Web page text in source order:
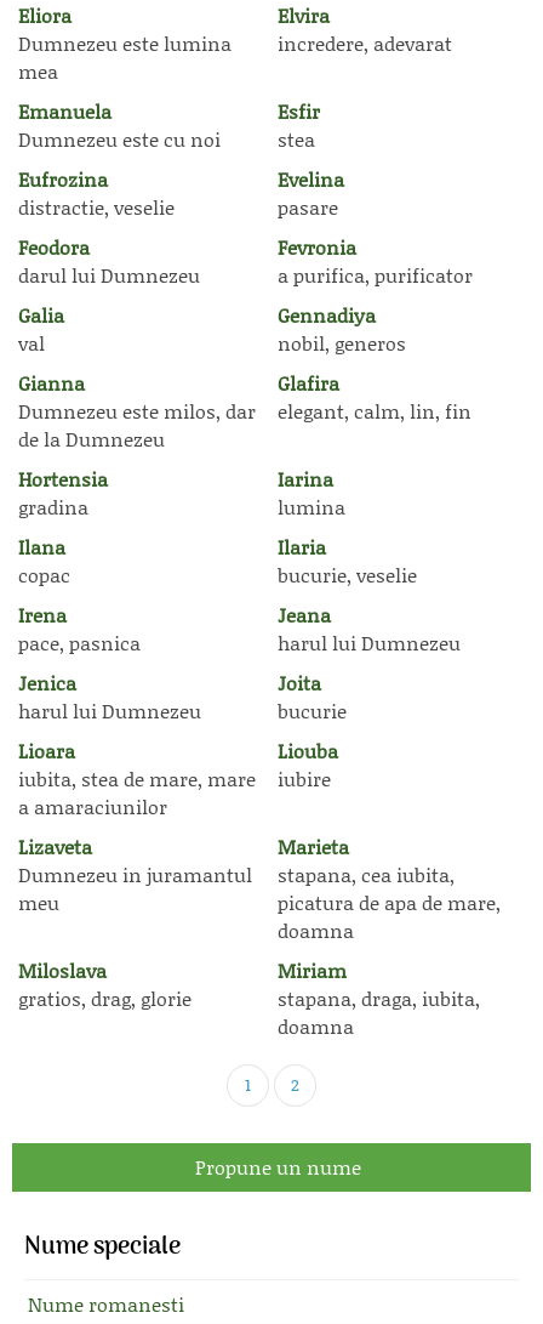
Eliora
Dumnezeu este lumina
mea
Elvira
incredere, adevarat
Emanuela
Dumnezeu este cu noi
Esfir
stea
Eufrozina
distractie, veselie
Evelina
pasare
Feodora
darul lui Dumnezeu
Fevronia
a purifica, purificator
Galia
val
Gennadiya
nobil, generos
Gianna
Dumnezeu este milos, dar
de la Dumnezeu
Glafira
elegant, calm, lin, fin
Hortensia
gradina
Iarina
lumina
Ilana
copac
Ilaria
bucurie, veselie
Irena
pace, pasnica
Jeana
harul lui Dumnezeu
Jenica
harul lui Dumnezeu
Joita
bucurie
Lioara
iubita, stea de mare, mare
a amaraciunilor
Liouba
iubire
Lizaveta
Dumnezeu in juramantul
meu
Marieta
stapana, cea iubita,
picatura de apa de mare,
doamna
Miloslava
gratios, drag, glorie
Miriam
stapana, draga, iubita,
doamna
1 2
Propune un nume
Nume speciale
Nume romanesti